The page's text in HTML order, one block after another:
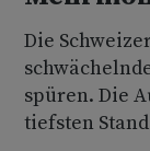
Die
spüren. Die
tiefsten